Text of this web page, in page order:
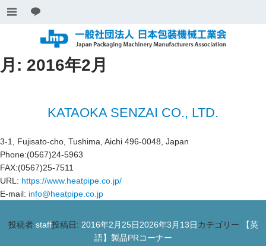
月: 2016年2月
KATAOKA SENZAI CO., LTD.
3-1, Fujisato-cho, Tushima, Aichi 496-0048, Japan
Phone:(0567)24-5963
FAX:(0567)25-7511
URL: https://www.heatpipe.co.jp/
E-mail: info@heatpipe.co.jp
投稿者 staff投稿日: 2016年2月25日2026年3月13日 カテゴリー
【英
語】製品PRコーナー